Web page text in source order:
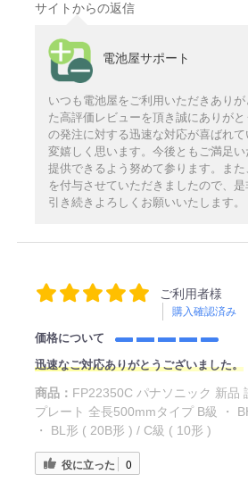
サイトからの返信
電池屋サポート
いつも電池屋をご利用いただきあり
た高評価レビューを頂き誠にありが
の発注に対する迅速な対応が喜ばれ
変嬉しく思います。今後ともご満足
提供できるよう努めて参ります。また
を付与させていただきましたので、是
引き続きよろしくお願いいたします。
ご利用者様
購入確認済み
価格について
迅速なご対応ありがとうございました。
商品： FP22350C パナソニック 新品
プレート 全長500mmタイプ B級 ・
・ BL形 ( 20B形 ) / C級 ( 10形 )
役に立った 0